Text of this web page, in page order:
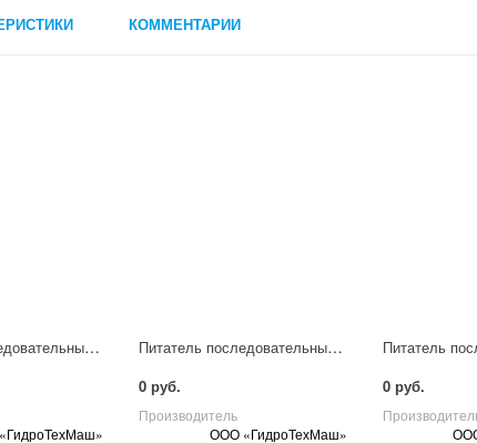
КОММЕНТАРИИ
Питатель последовательный смазочный МГО-7 Питатель последовательный смазочный МГО-8
0 руб.
Производитель
ООО «ГидроТехМаш»
0 руб.